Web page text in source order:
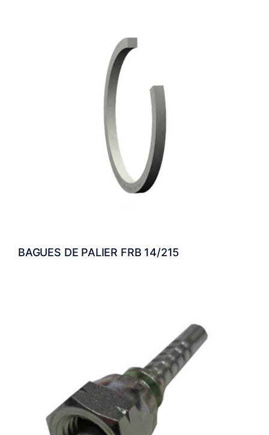
BAGUES DE PALIER FRB 14/215